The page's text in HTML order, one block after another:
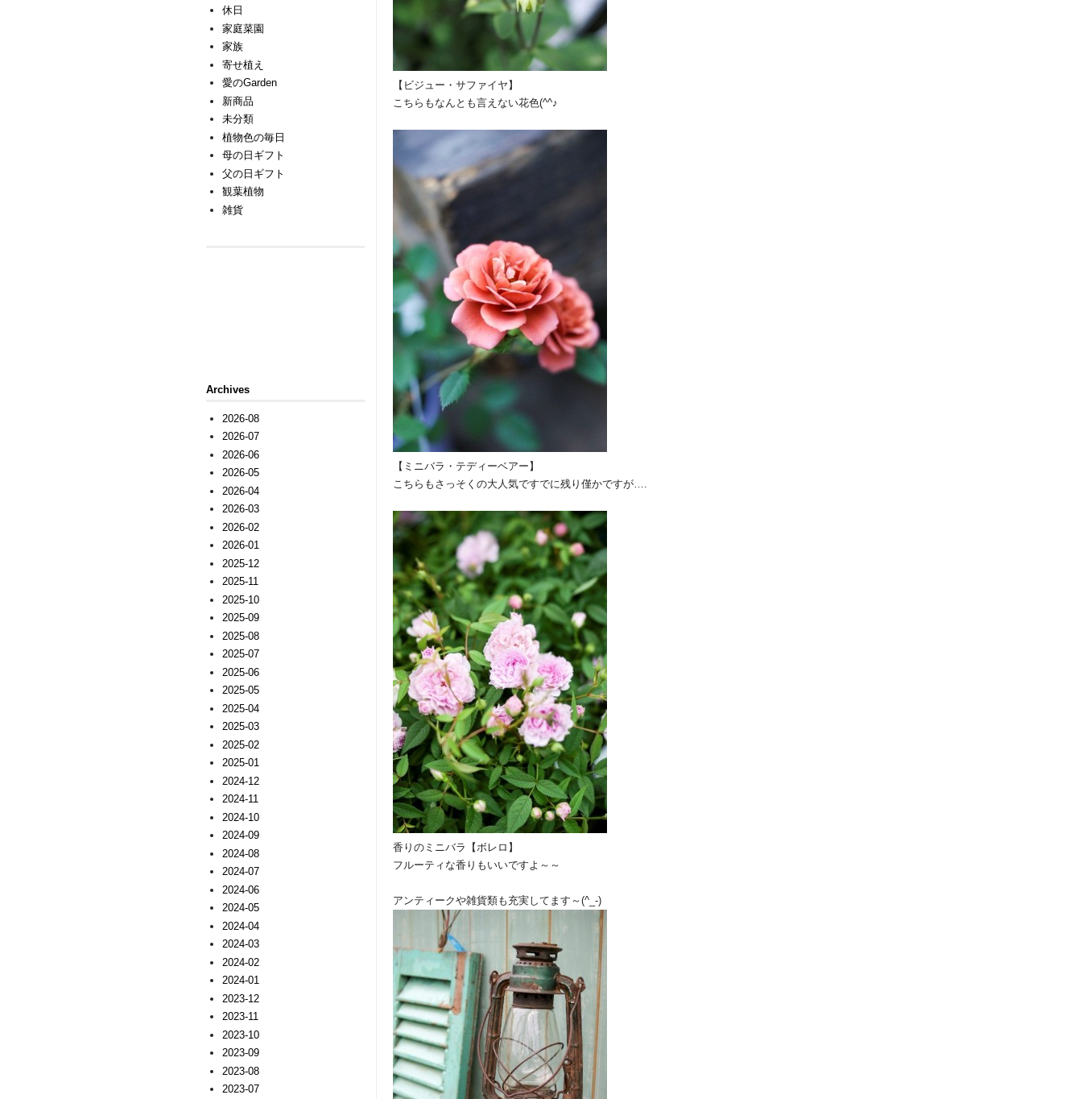
【ビジュー・サファイヤ】
こちらもなんとも言えない花色(^^♪
【ミニバラ・テディーベアー】
こちらもさっそくの大人気ですでに残り僅かですが….
香りのミニバラ【ボレロ】
フルーティな香りもいいですよ～～
アンティークや雑貨類も充実してます～(^_-)
休日
家庭菜園
家族
寄せ植え
愛のGarden
新商品
未分類
植物色の毎日
母の日ギフト
父の日ギフト
観葉植物
雑貨
Archives
2026-08
2026-07
2026-06
2026-05
2026-04
2026-03
2026-02
2026-01
2025-12
2025-11
2025-10
2025-09
2025-08
2025-07
2025-06
2025-05
2025-04
2025-03
2025-02
2025-01
2024-12
2024-11
2024-10
2024-09
2024-08
2024-07
2024-06
2024-05
2024-04
2024-03
2024-02
2024-01
2023-12
2023-11
2023-10
2023-09
2023-08
2023-07